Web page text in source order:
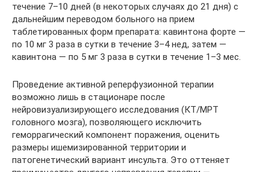
течение 7–10 дней (в некоторых случаях до 21 дня) с
дальнейшим переводом больного на прием
таблетированных форм препарата: кавинтона форте —
по 10 мг 3 раза в сутки в течение 3–4 нед, затем —
кавинтона — по 5 мг 3 раза в сутки в течение 1–3 мес.
Проведение активной реперфузионной терапии
возможно лишь в стационаре после
нейровизуализирующего исследования (КТ/МРТ
головного мозга), позволяющего исключить
геморрагический компонент поражения, оценить
размеры ишемизированной территории и
патогенетический вариант инсульта. Это оттеняет